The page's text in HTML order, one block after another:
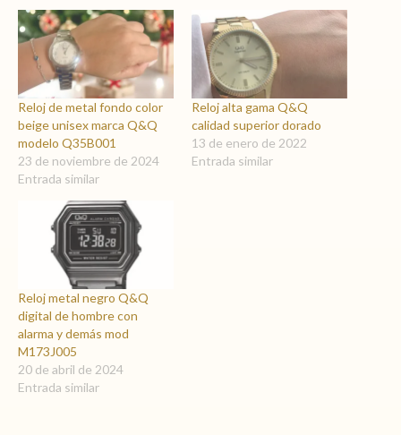
Reloj de metal fondo color
beige unisex marca Q&Q
modelo Q35B001
23 de noviembre de 2024
Entrada similar
Reloj alta gama Q&Q
calidad superior dorado
13 de enero de 2022
Entrada similar
Reloj metal negro Q&Q
digital de hombre con
alarma y demás mod
M173J005
20 de abril de 2024
Entrada similar